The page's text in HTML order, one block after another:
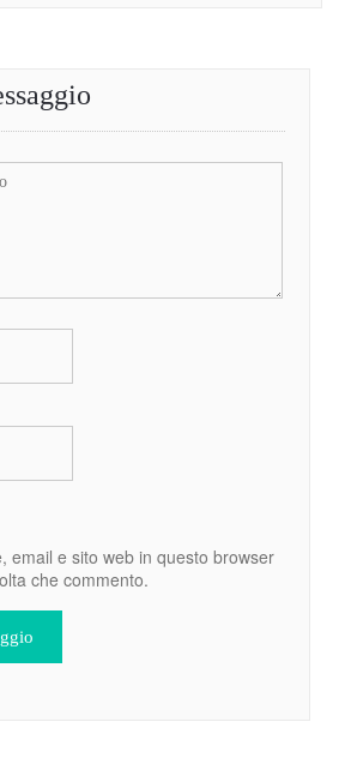
email e sito web in questo browser
che commento.